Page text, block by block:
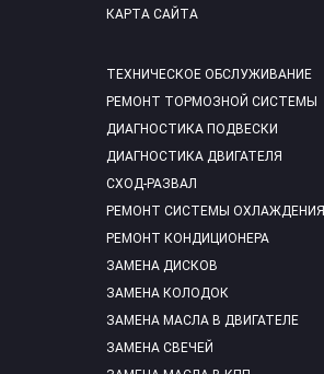
ТЕХНИЧЕСКОЕ ОБСЛУЖИВАНИЕ
РЕМОНТ ТОРМОЗНОЙ СИСТЕМЫ
ДИАГНОСТИКА ПОДВЕСКИ
ДИАГНОСТИКА ДВИГАТЕЛЯ
СХОД-РАЗВАЛ
РЕМОНТ СИСТЕМЫ ОХЛАЖДЕНИЯ
РЕМОНТ КОНДИЦИОНЕРА
ЗАМЕНА ДИСКОВ
ЗАМЕНА КОЛОДОК
ЗАМЕНА МАСЛА В ДВИГАТЕЛЕ
ЗАМЕНА СВЕЧЕЙ
КАРТА САЙТА